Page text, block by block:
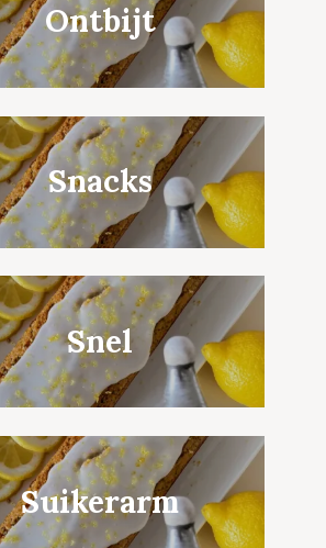
Ontbijt
Snacks
Snel
Suikerarm